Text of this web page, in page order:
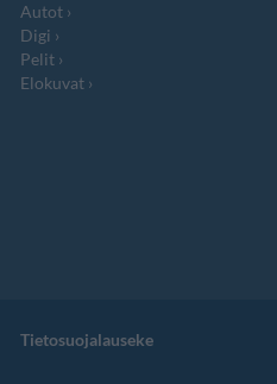
Autot
Digi
Pelit
Elokuvat
Tietosuojalauseke